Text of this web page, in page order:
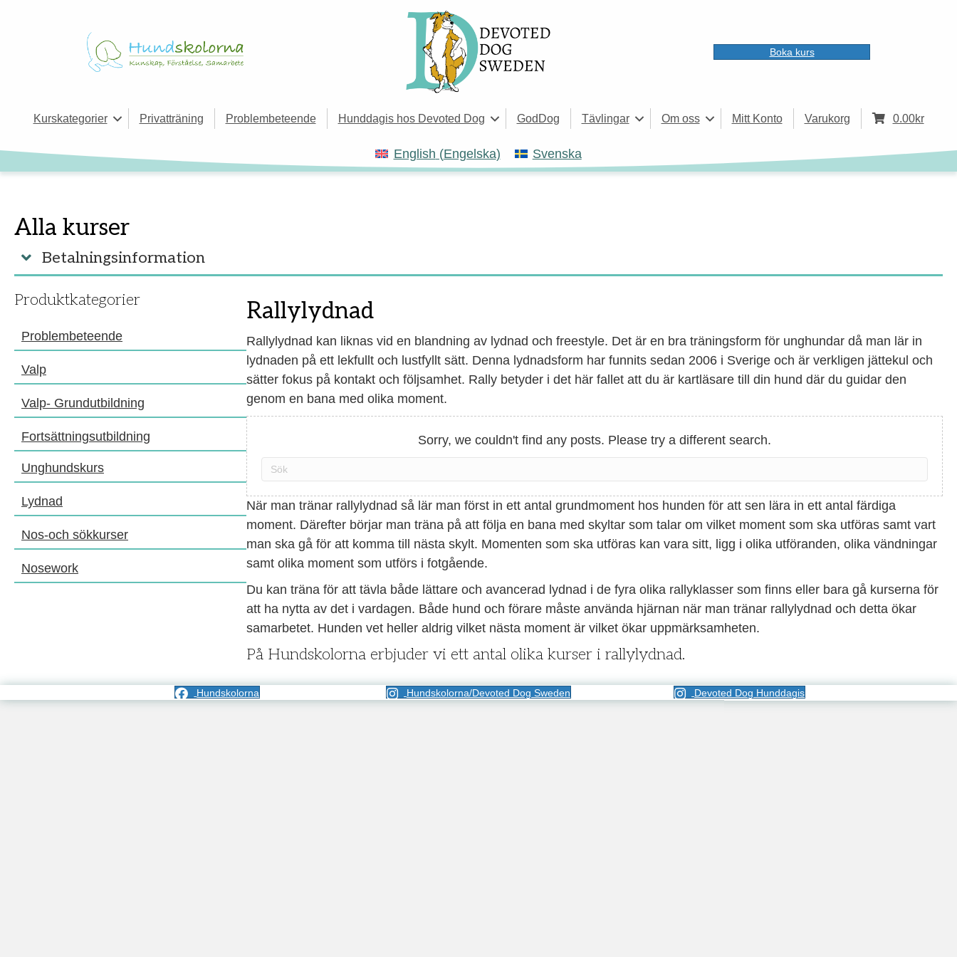
Boka kurs
Kurskategorier Privatträning Problembeteende Hunddagis hos Devoted Dog GodDog Tävlingar Om oss Mitt Konto Varukorg 0.00kr
English (Engelska) Svenska
Alla kurser
Betalningsinformation
Produktkategorier
Problembeteende
Valp
Valp- Grundutbildning
Fortsättningsutbildning
Unghundskurs
Lydnad
Nos-och sökkurser
Nosework
Rallylydnad
Rallylydnad kan liknas vid en blandning av lydnad och freestyle. Det är en bra träningsform för unghundar då man lär in
lydnaden på ett lekfullt och lustfyllt sätt. Denna lydnadsform har funnits sedan 2006 i Sverige och är verkligen jättekul och
sätter fokus på kontakt och följsamhet. Rally betyder i det här fallet att du är kartläsare till din hund där du guidar den
genom en bana med olika moment.
Sorry, we couldn't find any posts. Please try a different search.
När man tränar rallylydnad så lär man först in ett antal grundmoment hos hunden för att sen lära in ett antal färdiga
moment. Därefter börjar man träna på att följa en bana med skyltar som talar om vilket moment som ska utföras samt vart
man ska gå för att komma till nästa skylt. Momenten som ska utföras kan vara sitt, ligg i olika utföranden, olika vändningar
samt olika moment som utförs i fotgående.
Du kan träna för att tävla både lättare och avancerad lydnad i de fyra olika rallyklasser som finns eller bara gå kurserna för
att ha nytta av det i vardagen. Både hund och förare måste använda hjärnan när man tränar rallylydnad och detta ökar
samarbetet. Hunden vet heller aldrig vilket nästa moment är vilket ökar uppmärksamheten.
På Hundskolorna erbjuder vi ett antal olika kurser i rallylydnad.
Hundskolorna Hundskolorna/Devoted Dog Sweden Devoted Dog Hunddagis